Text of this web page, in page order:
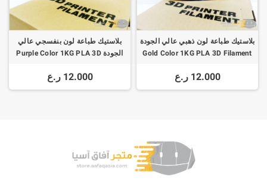
بلاستيك طباعة لون ذهبي عالي الجودة
Gold Color 1KG PLA 3D Filament
12.000 ر.ع
بلاستيك طباعة لون بنفسجي عالي
الجودة Purple Color 1KG PLA 3D
Quality
12.000 ر.ع